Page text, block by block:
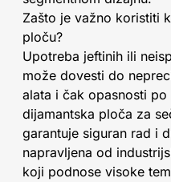
Zašto je važno koristiti
ploču?
Upotreba jeftinih ili
može dovesti do
alata i čak opasnosti
dijamantska ploča za
garantuje siguran rad i
napravljena od
koji podnose visoke